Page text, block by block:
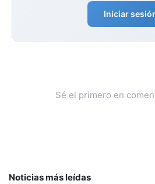
Iniciar
Sé el primero en
Noticias más leídas